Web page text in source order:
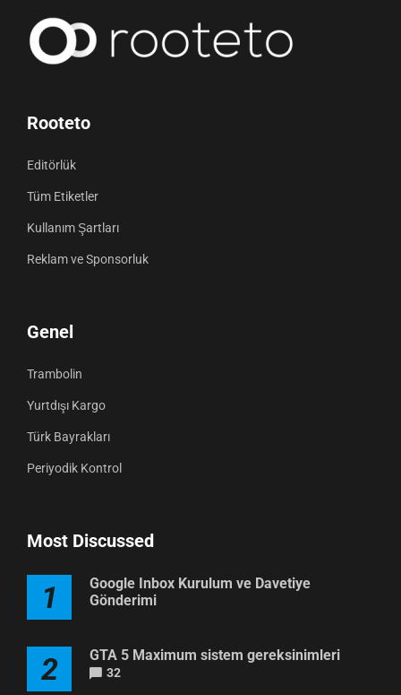
Rooteto
Editörlük
Tüm Etiketler
Kullanım Şartları
Reklam ve Sponsorluk
Genel
Trambolin
Yurtdışı Kargo
Türk Bayrakları
Periyodik Kontrol
Most Discussed
1
Google Inbox Kurulum ve Davetiye
Gönderimi
2 GTA 5 Maximum sistem gereksinimleri
32